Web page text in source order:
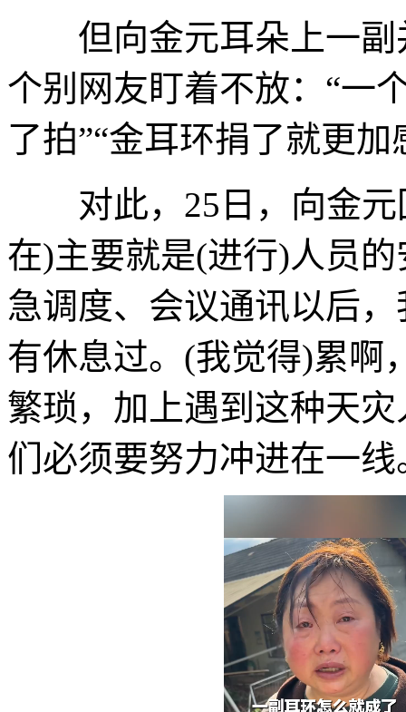
但向金元耳朵上一副
个别网友盯着不放：“一
了拍”“金耳环捐了就更
对此，25日，向金元
在)主要就是(进行)人员
急调度、会议通讯以后
有休息过。(我觉得)累啊
繁琐，加上遇到这种天
们必须要努力冲进在一线